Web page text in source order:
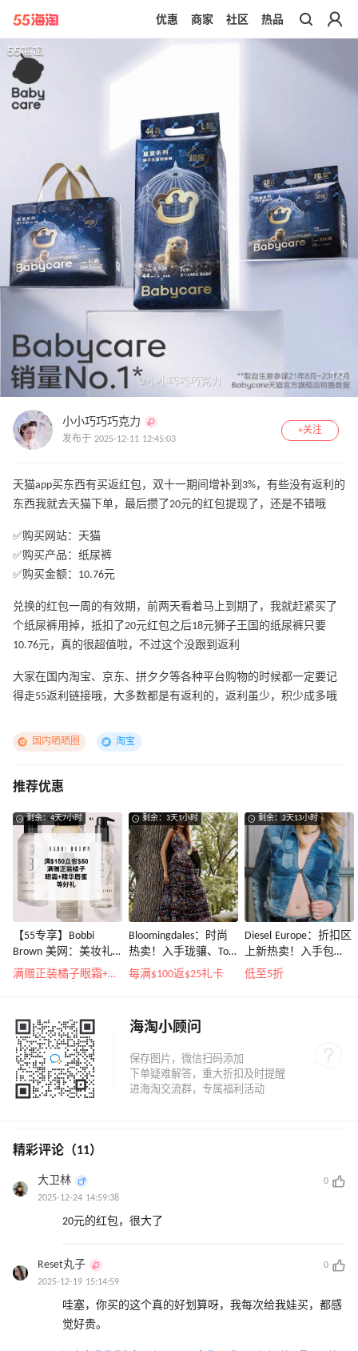
带你去官网买正品
优惠 商家 社区 热品
1/2
小小巧巧巧克力
发布于 2025-12-11 12:45:03
+关注
天猫app买东西有买返红包，双十一期间增补到3%，有些没有返利的
东西我就去天猫下单，最后攒了20元的红包提现了，还是不错哦
✅购买网站：天猫
✅购买产品：纸尿裤
✅购买金额：10.76元
兑换的红包一周的有效期，前两天看着马上到期了，我就赶紧买了
个纸尿裤用掉，抵扣了20元红包之后18元狮子王国的纸尿裤只要
10.76元，真的很超值啦，不过这个没跟到返利
大家在国内淘宝、京东、拼夕夕等各种平台购物的时候都一定要记
得走55返利链接哦，大多数都是有返利的，返利虽少，积少成多哦
国内晒晒圈 淘宝
推荐优惠
剩余：4天7小时
【55专享】Bobbi
Brown 美网：美妆礼
遇！满$150立省$50
满赠正装橘子眼霜+精华唇蜜等好礼
剩余：3天1小时
Bloomingdales：时尚
热卖！入手珑骧、Tory
Burch、拉夫劳伦等
每满$100返$25礼卡
剩余：2天13小时
Diesel Europe：折扣区
上新热卖！入手包
袋、服饰、鞋履等
低至5折
海淘小顾问
精彩评论（11）
大卫林
0
2025-12-24 14:59:38
20元的红包，很大了
Reset丸子
0
2025-12-19 15:14:59
哇塞，你买的这个真的好划算呀，我每次给我娃买，都感
觉好贵。